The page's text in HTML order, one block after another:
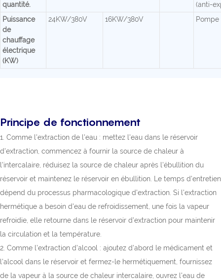
quantité.
(anti-
Puissance
de
chauffage
électrique
(KW)
24KW/380V 16KW/380V
Principe de fonctionnement
1. Comme l'extraction de l'eau : mettez l'eau dans le réservoir
d'extraction, commencez à fournir la source de chaleur à
l'intercalaire, réduisez la source de chaleur après l'ébullition du
réservoir et maintenez le réservoir en ébullition. Le temps d'entretien
dépend du processus pharmacologique d'extraction. Si l'extraction
hermétique a besoin d'eau de refroidissement, une fois la vapeur
refroidie, elle retourne dans le réservoir d'extraction pour maintenir
la circulation et la température.
2. Comme l'extraction d'alcool : ajoutez d'abord le médicament et
l'alcool dans le réservoir et fermez-le hermétiquement, fournissez
de la vapeur à la source de chaleur intercalaire, ouvrez l'eau de